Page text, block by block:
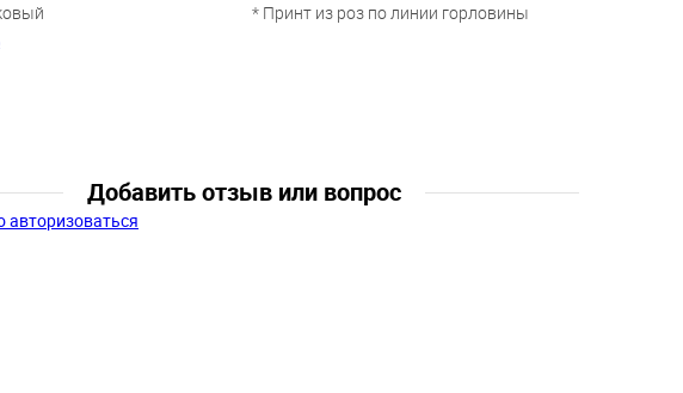
3 года, 4 года, 5 лет, 6
* Принт из роз по линии горловины
Добавить отзыв или вопрос
авторизоваться